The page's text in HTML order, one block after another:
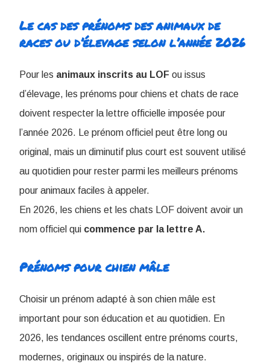
Le cas des prénoms des animaux de
races ou d’élevage selon l’année 2026
Pour les animaux inscrits au LOF ou issus
d’élevage, les prénoms pour chiens et chats de race
doivent respecter la lettre officielle imposée pour
l’année 2026. Le prénom officiel peut être long ou
original, mais un diminutif plus court est souvent utilisé
au quotidien pour rester parmi les meilleurs prénoms
pour animaux faciles à appeler.
En 2026, les chiens et les chats LOF doivent avoir un
nom officiel qui commence par la lettre A.
Prénoms pour chien mâle
Choisir un prénom adapté à son chien mâle est
important pour son éducation et au quotidien. En
2026, les tendances oscillent entre prénoms courts,
modernes, originaux ou inspirés de la nature.